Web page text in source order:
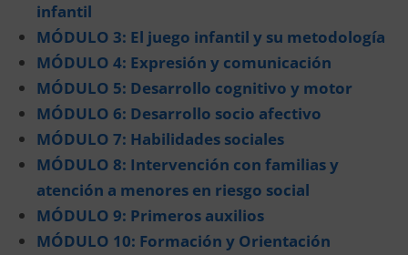
infantil
MÓDULO 3: El juego infantil y su metodología
MÓDULO 4: Expresión y comunicación
MÓDULO 5: Desarrollo cognitivo y motor
MÓDULO 6: Desarrollo socio afectivo
MÓDULO 7: Habilidades sociales
MÓDULO 8: Intervención con familias y
atención a menores en riesgo social
MÓDULO 9: Primeros auxilios
MÓDULO 10: Formación y Orientación